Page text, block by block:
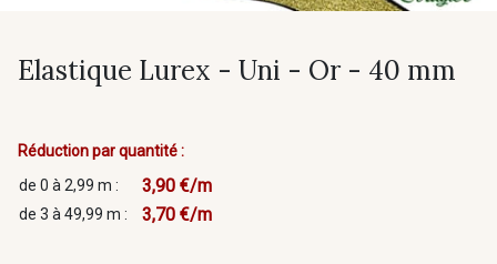
Elastique Lurex - Uni - Or - 40 mm
Réduction par quantité :
de 0 à 2,99 m :
3,90 €/m
de 3 à 49,99 m : 3,70 €/m